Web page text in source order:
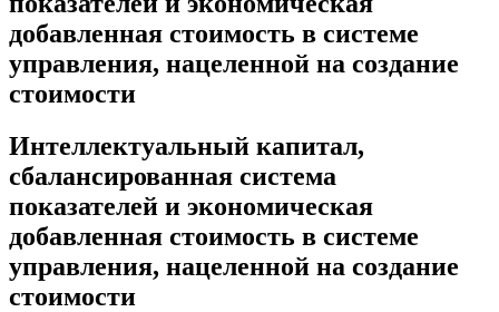
добавленная стоимость в системе
управления, нацеленной на создание
стоимости
Интеллектуальный капитал,
сбалансированная система
показателей и экономическая
добавленная стоимость в системе
управления, нацеленной на создание
стоимости